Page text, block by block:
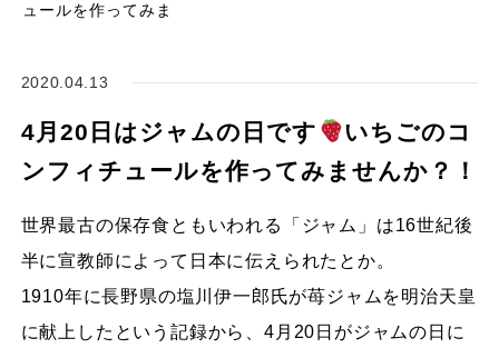
ュールを作ってみま
2020.04.13
4月20日はジャムの日です
いちごのコ
ンフィチュールを作ってみませんか？！
世界最古の保存食ともいわれる「ジャム」は16世紀後
半に宣教師によって日本に伝えられたとか。
1910年に長野県の塩川伊一郎氏が苺ジャムを明治天皇
に献上したという記録から、4月20日がジャムの日に